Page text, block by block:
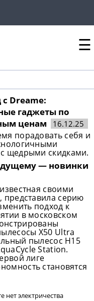
☰
Dreame:
гаджеты по
ценам
16.12.25
порадовать себя и
щедрыми скидками.
— новинки
своими
серию
подход к
в московском
X50 Ultra
пылесос H15
Station.
лиге
становятся
нет электричества